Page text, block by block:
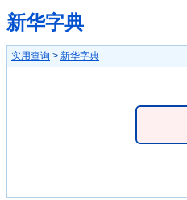
新华字典
实用查询 > 新华字典